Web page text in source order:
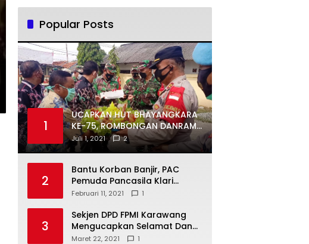
Popular Posts
1
UCAPKAN HUT BHAYANGKARA
KE-75, ROMBONGAN DANRAMIL
DAN CAMAT DATANGI
MAPOLSEK MUARAGEMBONG
Juli 1, 2021 2
2
Bantu Korban Banjir, PAC
Pemuda Pancasila Klari
Galang Donasi
Februari 11, 2021 1
3
Sekjen DPD FPMI Karawang
Mengucapkan Selamat Dan
Sukses Atas Kemenangan
Maret 22, 2021 1